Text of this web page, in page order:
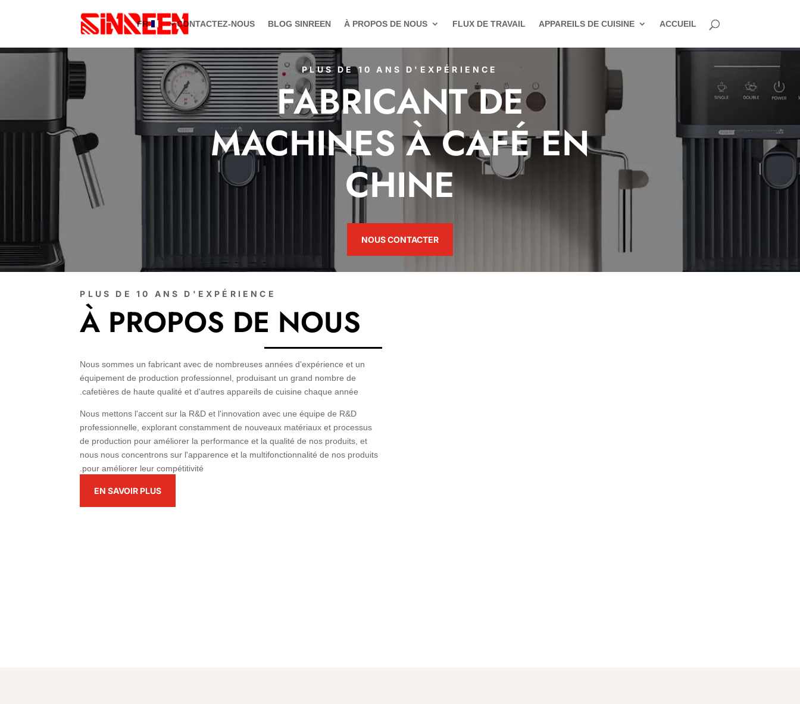
ACCUEIL
APPAREILS DE CUISINE
FLUX DE TRAVAIL
À PROPOS DE NOUS
BLOG SINREEN
CONTACTEZ-NOUS
FR
PLUS DE 10 ANS D'EXPÉRIENCE
FABRICANT DE
MACHINES À CAFÉ EN
CHINE
NOUS CONTACTER
PLUS DE 10 ANS D'EXPÉRIENCE
À PROPOS DE NOUS
Nous sommes un fabricant avec de nombreuses années d'expérience et un
équipement de production professionnel, produisant un grand nombre de
cafetières de haute qualité et d'autres appareils de cuisine chaque année.
Nous mettons l'accent sur la R&D et l'innovation avec une équipe de R&D
professionnelle, explorant constamment de nouveaux matériaux et processus
de production pour améliorer la performance et la qualité de nos produits, et
nous nous concentrons sur l'apparence et la multifonctionnalité de nos produits
pour améliorer leur compétitivité.
EN SAVOIR PLUS